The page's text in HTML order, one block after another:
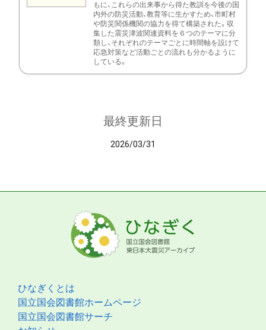
もに、これらの出来事から得た教訓を今後の国
内外の防災活動、教育等に生かすため、市町村
や防災関係機関の協力を得て構築された。収
集した震災津波関連資料を６つのテーマに分
類し、それぞれのテーマごとに時間軸を設けて
応急対策など活動ごとの流れも分かるように
している。
最終更新日
2026/03/31
ひなぎくとは
国立国会図書館ホームページ
国立国会図書館サーチ